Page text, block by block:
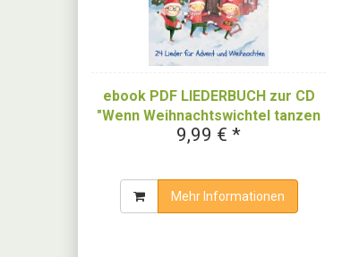
ebook PDF LIEDERBUCH zur CD
"Wenn Weihnachtswichtel tanzen
gehen"
9,99 € *
Mehr Informationen